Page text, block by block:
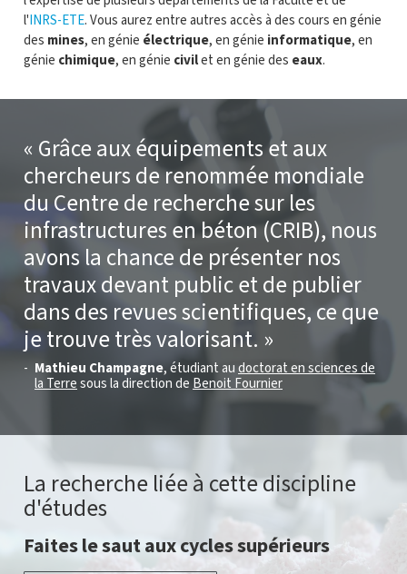
l'INRS-ETE. Vous aurez entre autres accès à des cours en génie
des mines, en génie électrique, en génie informatique, en
génie chimique, en génie civilet en génie des eaux.
Grâce aux équipements et aux
chercheurs de renommée mondiale
du Centre de recherche sur les
infrastructures en béton (CRIB), nous
avons la chance de présenter nos
travaux devant public et de publier
dans des revues scientifiques, ce que
je trouve très valorisant.
Mathieu Champagne, étudiant au doctorat en sciences de
la Terre sous la direction de Benoit Fournier
La recherche liée à cette discipline
d'études
Faites le saut aux cycles supérieurs